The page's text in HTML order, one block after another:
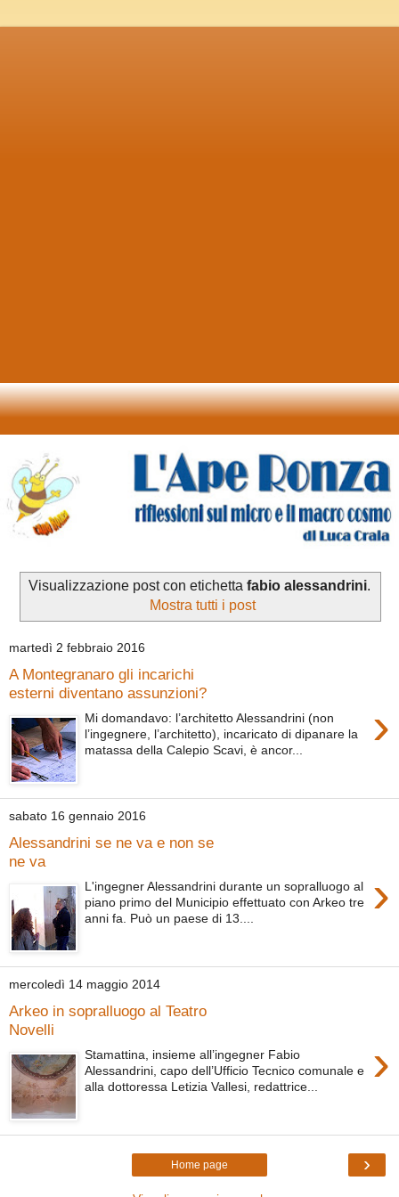
Visualizzazione post con etichetta fabio alessandrini.
Mostra tutti i post
martedì 2 febbraio 2016
A Montegranaro gli incarichi
esterni diventano assunzioni?
›
Mi domandavo: l’architetto Alessandrini (non
l’ingegnere, l’architetto), incaricato di dipanare la
matassa della Calepio Scavi, è ancor...
sabato 16 gennaio 2016
Alessandrini se ne va e non se
ne va
›
L'ingegner Alessandrini durante un sopralluogo al
piano primo del Municipio effettuato con Arkeo tre
anni fa. Può un paese di 13....
mercoledì 14 maggio 2014
Arkeo in sopralluogo al Teatro
Novelli
›
Stamattina, insieme all’ingegner Fabio
Alessandrini, capo dell’Ufficio Tecnico comunale e
alla dottoressa Letizia Vallesi, redattrice...
›
Home page